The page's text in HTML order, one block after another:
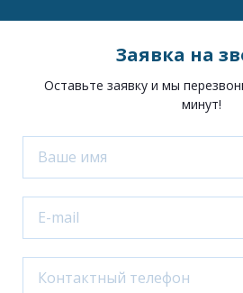
Заявка на
Оставьте заявку и мы
минут!